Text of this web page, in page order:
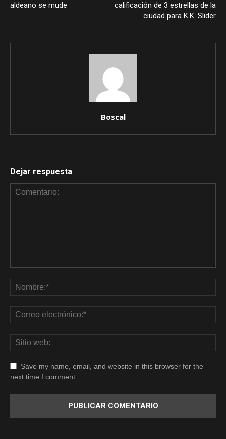
aldeano se mude
calificación de 3 estrellas de la
ciudad para K.K. Slider
Boscal
Dejar respuesta
Save my name, email, and website in this browser for the
next time I comment.